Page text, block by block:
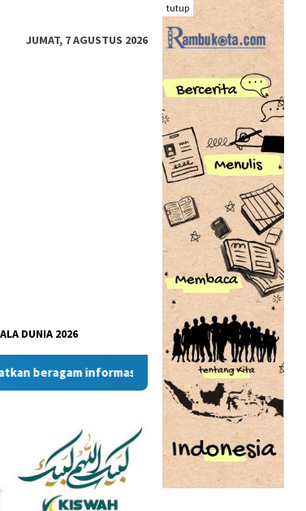
tutup
JUMAT, 7 AGUSTUS 2026
DUNIA 2026
informasi dan berita menarik dari situs